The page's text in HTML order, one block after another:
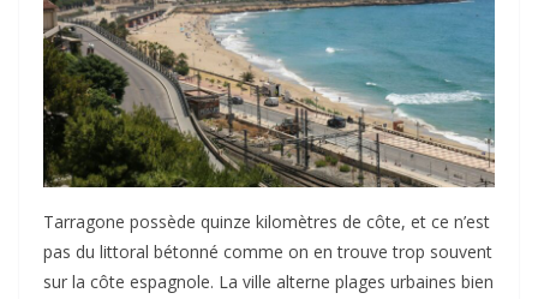
Tarragone possède quinze kilomètres de côte, et ce n’est
pas du littoral bétonné comme on en trouve trop souvent
sur la côte espagnole. La ville alterne plages urbaines bien